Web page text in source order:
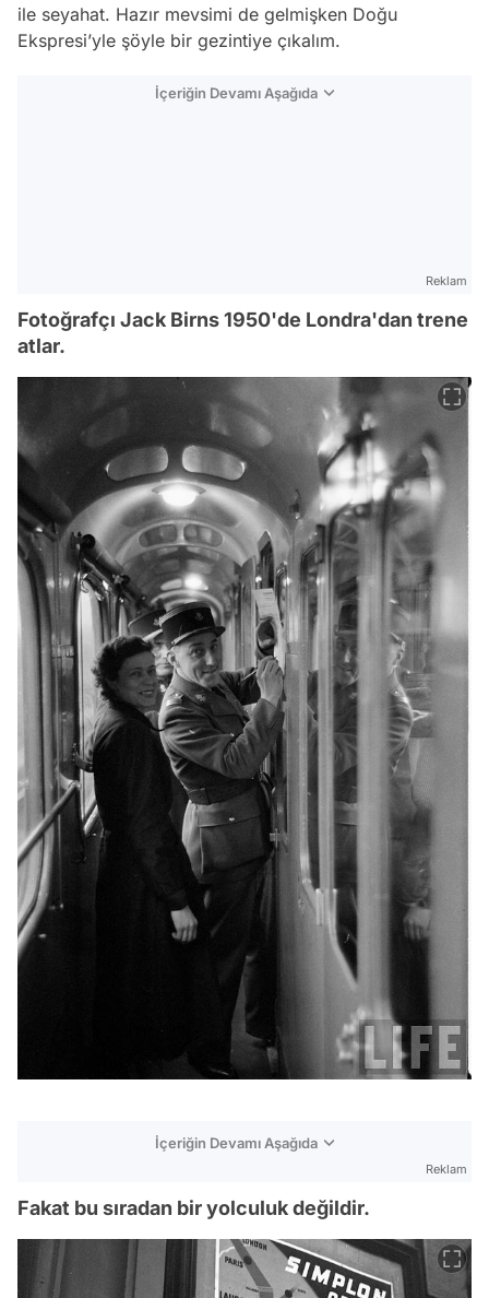
ile seyahat. Hazır mevsimi de gelmişken Doğu
Ekspresi’yle şöyle bir gezintiye çıkalım.
İçeriğin Devamı Aşağıda
Reklam
Fotoğrafçı Jack Birns 1950'de Londra'dan trene
atlar.
İçeriğin Devamı Aşağıda
Reklam
Fakat bu sıradan bir yolculuk değildir.